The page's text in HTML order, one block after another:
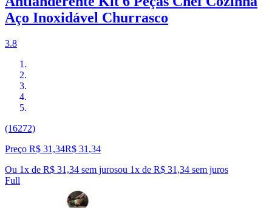
Aço Inoxidável Churrasco
3.8
(16272)
Preço R$ 31,34R$ 31 ,34
Ou 1x de R$ 31,34 sem jurosou 1x de R$ 31,34 sem juros
Full